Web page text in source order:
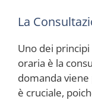
La
Uno dei
oraria è la
domanda
è cruciale,